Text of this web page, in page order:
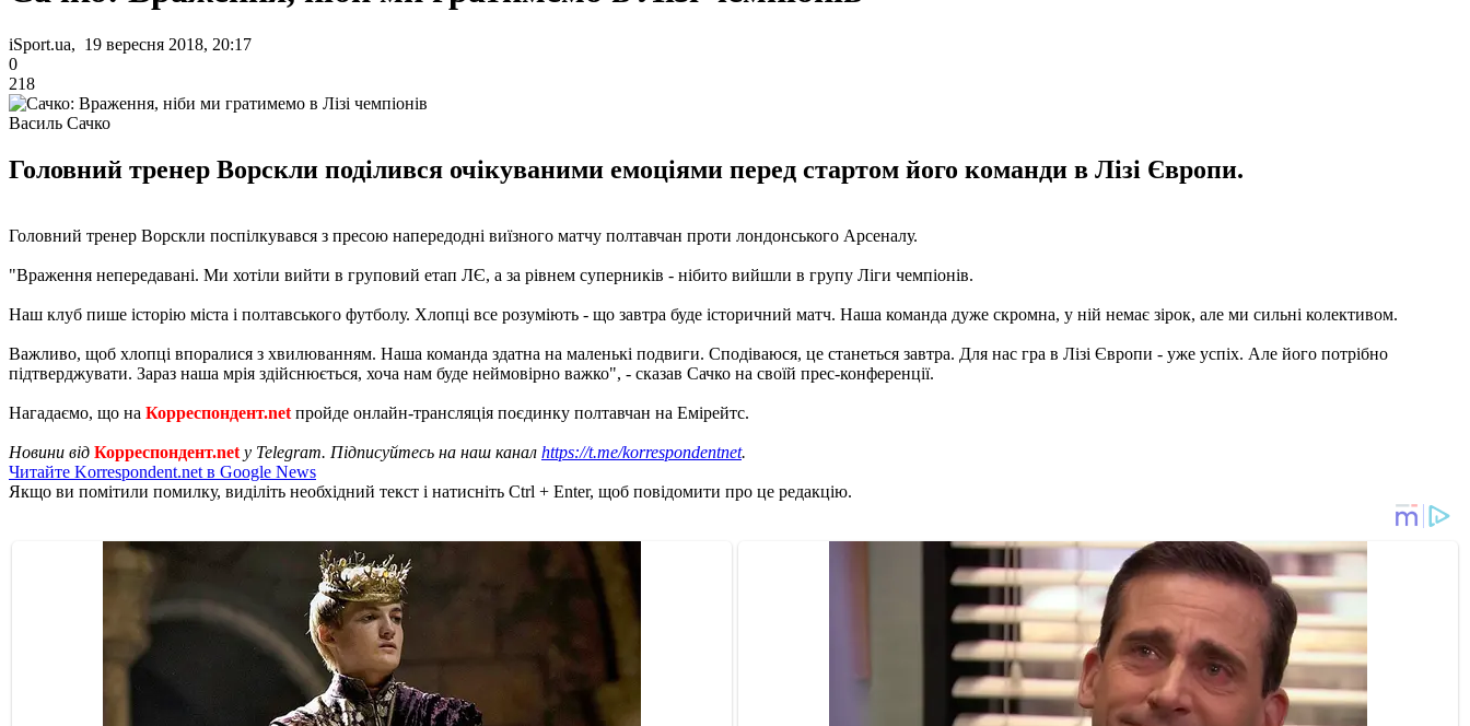
iSport.ua, 19 вересня 2018, 20:17
0
218
Василь Сачко
Головний тренер Ворскли поділився очікуваними емоціями перед стартом його команди в Лізі Європи.
Головний тренер Ворскли поспілкувався з пресою напередодні виїзного матчу полтавчан проти лондонського Арсеналу.
"Враження непередавані. Ми хотіли вийти в груповий етап ЛЄ, а за рівнем суперників - нібито вийшли в групу Ліги чемпіонів.
Наш клуб пише історію міста і полтавського футболу. Хлопці все розуміють - що завтра буде історичний матч. Наша команда дуже скромна, у ній немає зірок, але ми сильні колективом.
Важливо, щоб хлопці впоралися з хвилюванням. Наша команда здатна на маленькі подвиги. Сподіваюся, це станеться завтра. Для нас гра в Лізі Європи - уже успіх. Але його потрібно
підтверджувати. Зараз наша мрія здійснюється, хоча нам буде неймовірно важко", - сказав Сачко на своїй прес-конференції.
Нагадаємо, що на Корреспондент.net пройде онлайн-трансляція поєдинку полтавчан на Емірейтс.
Новини від Корреспондент.net у Telegram. Підписуйтесь на наш канал https://t.me/korrespondentnet.
Читайте Korrespondent.net в Google News
Якщо ви помітили помилку, виділіть необхідний текст і натисніть Ctrl + Enter, щоб повідомити про це редакцію.